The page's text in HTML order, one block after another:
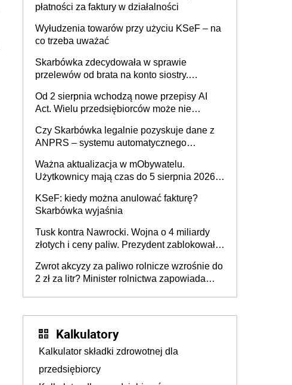
płatności za faktury w działalności
Wyłudzenia towarów przy użyciu KSeF – na
co trzeba uważać
Skarbówka zdecydowała w sprawie
przelewów od brata na konto siostry.
darowizna, ale podatku jednak nie będzie
Od 2 sierpnia wchodzą nowe przepisy AI
Act. Wielu przedsiębiorców może nie
Czy Skarbówka legalnie pozyskuje dane z
ANPRS – systemu automatycznego
pojazdów z kamer drogowych?
Ważna aktualizacja w mObywatelu.
Użytkownicy mają czas do 5 sierpnia 2026
KSeF: kiedy można anulować fakturę?
Skarbówka wyjaśnia
Tusk kontra Nawrocki. Wojna o 4 miliardy
złotych i ceny paliw. Prezydent zablokował
wymierzonym we wszystkich polskich
kierowców”
Zwrot akcyzy za paliwo rolnicze wzrośnie do
2 zł za litr? Minister rolnictwa zapowiada
Kalkulatory
Kalkulator składki zdrowotnej dla
przedsiębiorcy